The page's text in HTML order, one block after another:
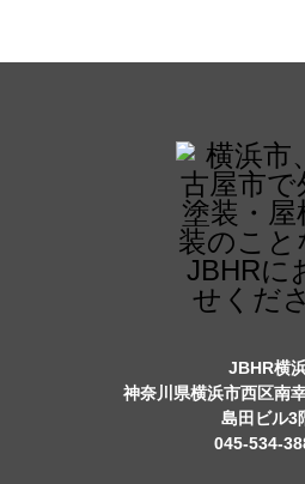
JBHR横
神奈川県横浜市西区南
島田ビル3
045-534-